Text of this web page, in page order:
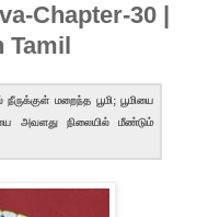
Chapter-30 |
Tamil
மறைந்த பூமி; பூமியை
அவளது நிலையில் மீண்டும்